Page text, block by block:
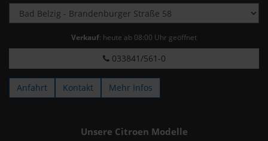
Verkauf: heute ab 08:00 Uhr geöffnet
033841/561-0
Anfahrt Kontakt Mehr Infos
Unsere Citroen Modelle